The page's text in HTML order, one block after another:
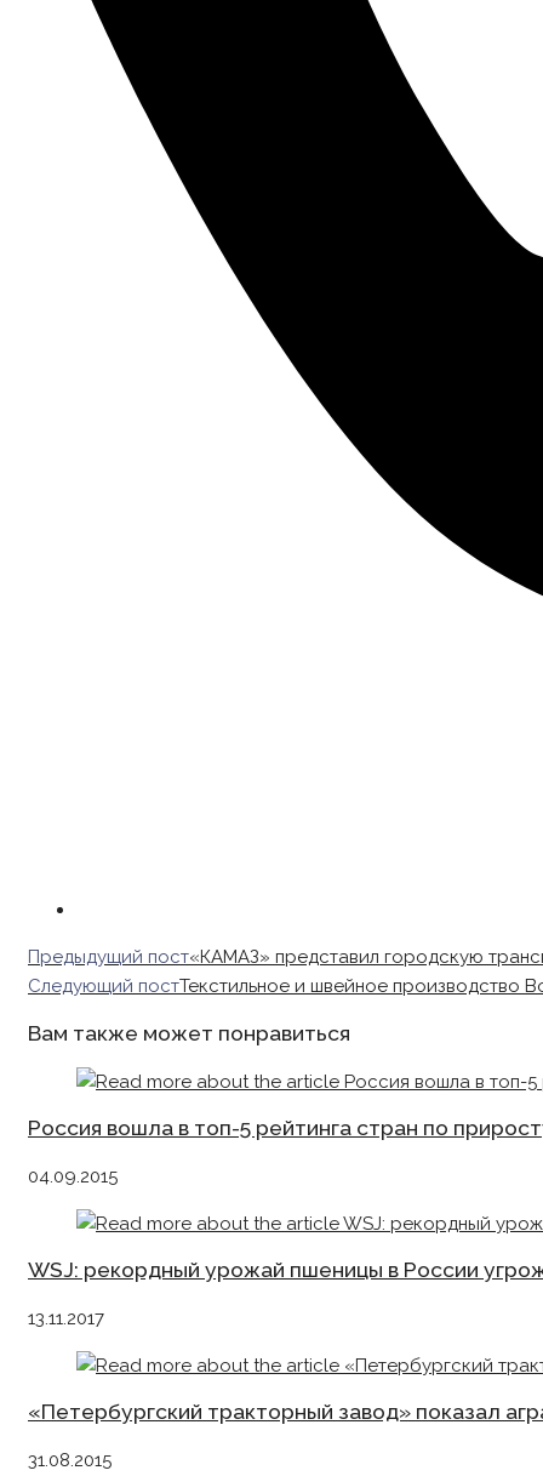
Read
more
Предыдущий пост«КАМАЗ» представил городскую
Следующий постТекстильное и швейное производство
Вам также может понравиться
Россия вошла в топ-5 рейтинга стран по
04.09.2015
WSJ: рекордный урожай пшеницы в России
13.11.2017
«Петербургский тракторный завод» показал
31.08.2015